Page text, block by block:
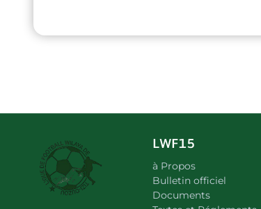
LWF15
à Propos
Bulletin officiel
Documents